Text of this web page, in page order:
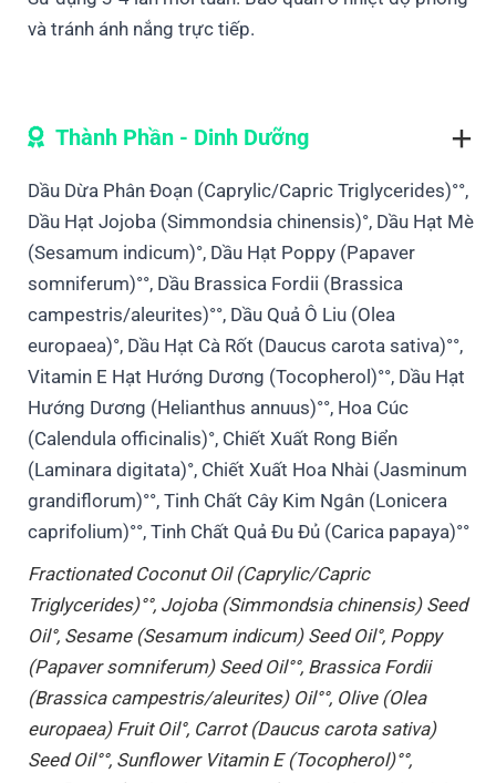
và tránh ánh nắng trực tiếp.
Thành Phần - Dinh Dưỡng
Dầu Dừa Phân Đoạn (Caprylic/Capric Triglycerides)°°,
Dầu Hạt Jojoba (Simmondsia chinensis)°, Dầu Hạt Mè
(Sesamum indicum)°, Dầu Hạt Poppy (Papaver
somniferum)°°, Dầu Brassica Fordii (Brassica
campestris/aleurites)°°, Dầu Quả Ô Liu (Olea
europaea)°, Dầu Hạt Cà Rốt (Daucus carota sativa)°°,
Vitamin E Hạt Hướng Dương (Tocopherol)°°, Dầu Hạt
Hướng Dương (Helianthus annuus)°°, Hoa Cúc
(Calendula officinalis)°, Chiết Xuất Rong Biển
(Laminara digitata)°, Chiết Xuất Hoa Nhài (Jasminum
grandiflorum)°°, Tinh Chất Cây Kim Ngân (Lonicera
caprifolium)°°, Tinh Chất Quả Đu Đủ (Carica papaya)°°
Fractionated Coconut Oil (Caprylic/Capric
Triglycerides)°°, Jojoba (Simmondsia chinensis) Seed
Oil°, Sesame (Sesamum indicum) Seed Oil°, Poppy
(Papaver somniferum) Seed Oil°°, Brassica Fordii
(Brassica campestris/aleurites) Oil°°, Olive (Olea
europaea) Fruit Oil°, Carrot (Daucus carota sativa)
Seed Oil°°, Sunflower Vitamin E (Tocopherol)°°,